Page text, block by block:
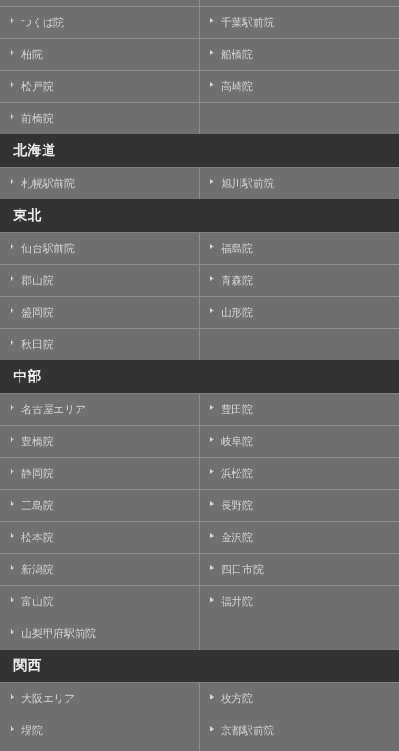
つくば院 千葉駅前院
柏院 船橋院
松戸院 高崎院
前橋院
北海道
札幌駅前院 旭川駅前院
東北
仙台駅前院 福島院
郡山院 青森院
盛岡院 山形院
秋田院
中部
名古屋エリア 豊田院
豊橋院 岐阜院
静岡院 浜松院
三島院 長野院
松本院 金沢院
新潟院 四日市院
富山院 福井院
山梨甲府駅前院
関西
大阪エリア 枚方院
堺院 京都駅前院